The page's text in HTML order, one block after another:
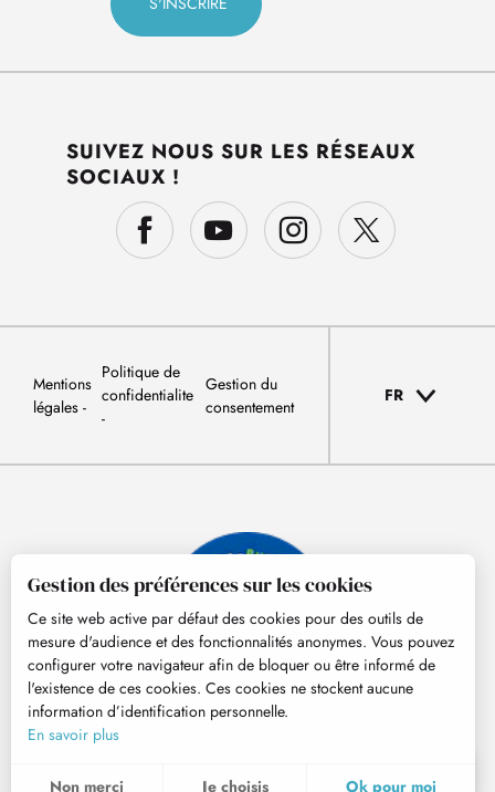
SUIVEZ NOUS SUR LES RÉSEAUX
SOCIAUX !
Mentions
légales
Politique de
confidentialite
Gestion du
consentement
FR
© Tourisme Hautes-Pyrénées
Gestion des préférences sur les cookies
Ce site web active par défaut des cookies pour des outils de
mesure d'audience et des fonctionnalités anonymes. Vous pouvez
configurer votre navigateur afin de bloquer ou être informé de
l'existence de ces cookies. Ces cookies ne stockent aucune
information d’identification personnelle.
En savoir plus
Non merci Je choisis Ok pour moi